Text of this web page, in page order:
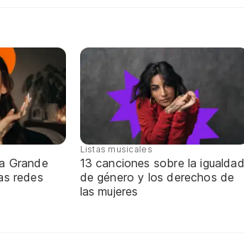
Grande
redes
Listas musicales
13 canciones sobre la igualdad
de género y los derechos de
las mujeres